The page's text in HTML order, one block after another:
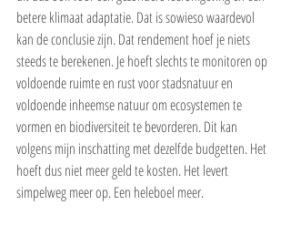
betere klimaat adaptatie. Dat is sowieso waardevol
kan de conclusie zijn. Dat rendement hoef je niets
steeds te berekenen. Je hoeft slechts te monitoren op
voldoende ruimte en rust voor stadsnatuur en
voldoende inheemse natuur om ecosystemen te
vormen en biodiversiteit te bevorderen. Dit kan
volgens mijn inschatting met dezelfde budgetten. Het
hoeft dus niet meer geld te kosten. Het levert
simpelweg meer op. Een heleboel meer.